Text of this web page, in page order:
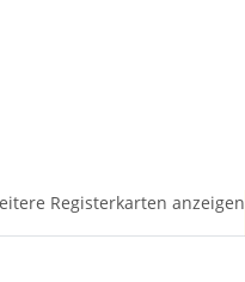
Registerkarten anzeigen